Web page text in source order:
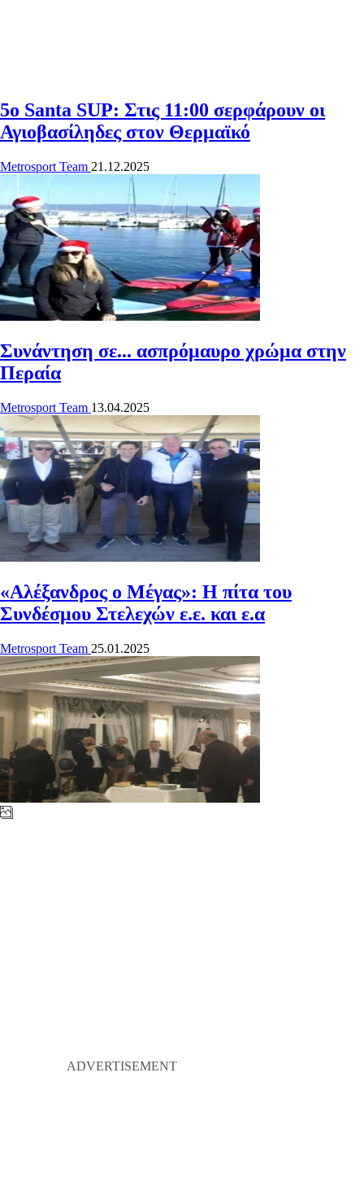
5o Santa SUP: Στις 11:00 σερφάρουν οι
Αγιοβασίληδες στον Θερμαϊκό
Metrosport Team 21.12.2025
Συνάντηση σε... ασπρόμαυρο χρώμα στην
Περαία
Metrosport Team 13.04.2025
«Αλέξανδρος ο Μέγας»: Η πίτα του
Συνδέσμου Στελεχών ε.ε. και ε.α
Metrosport Team 25.01.2025